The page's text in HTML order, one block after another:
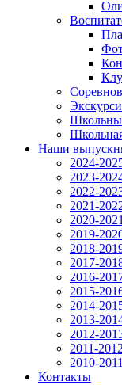
Наши
2024-
2023-
2022-
2021-
2020-
2019-
2018-
2017-
2016-
2015-
2014-
2013-
2012-
2011-
2010-
Контакты